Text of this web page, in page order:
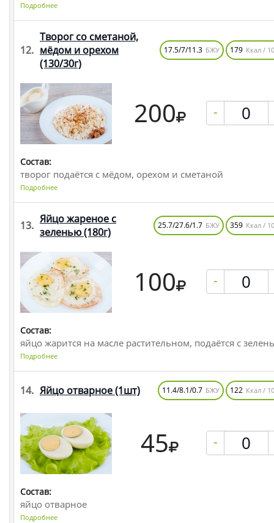
Подробнее
12.
Творог со сметаной,
мёдом и орехом
(130/30г)
17.5/7/11.3 БЖУ 179 Ккал /
200 -
Состав:
творог подаётся с мёдом, орехом и сметаной
Подробнее
13. Яйцо жареное с
зеленью(180г)
25.7/27.6/1.7 БЖУ 359 Ккал /
100 -
Состав:
яйцо жарится на масле растительном, подаётся с
Подробнее
14. Яйцо отварное(1шт) 11.4/8.1/0.7 БЖУ 122 Ккал /
45 -
Состав:
яйцо отварное
Подробнее